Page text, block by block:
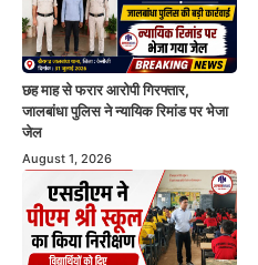
छह माह से फरार आरोपी गिरफ्तार,
जालबांधा पुलिस ने न्यायिक रिमांड पर भेजा
जेल
August 1, 2026